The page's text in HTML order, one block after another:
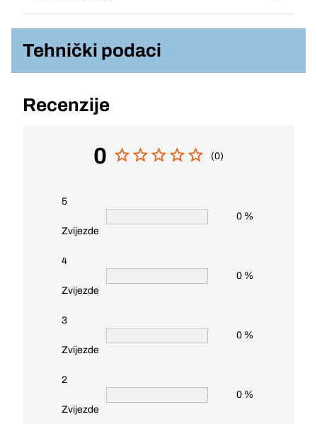
Tehnički podaci
Recenzije
0 (0)
5
Zvijezde
0 %
4
Zvijezde
0 %
3
Zvijezde
0 %
2
Zvijezde
0 %